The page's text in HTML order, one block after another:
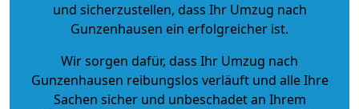
und sicherzustellen, dass Ihr Umzug nach
Gunzenhausen ein erfolgreicher ist.
Wir sorgen dafür, dass Ihr Umzug nach
Gunzenhausen reibungslos verläuft und alle Ihre
Sachen sicher und unbeschadet an Ihrem